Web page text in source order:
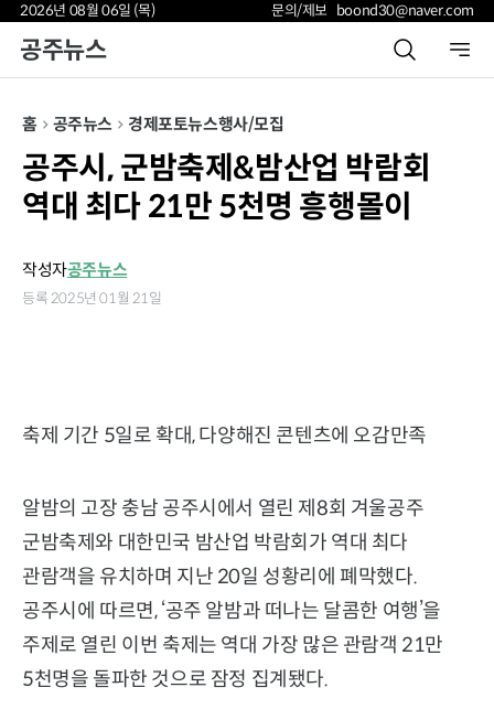
2026년 08월 06일 (목) 문의/제보 boond30@naver.com
공주뉴스
홈 공주뉴스 경제포토뉴스행사/모집
공주시, 군밤축제&밤산업 박람회
역대 최다 21만 5천명 흥행몰이
작성자공주뉴스
등록 2025년 01월 21일
축제 기간 5일로 확대, 다양해진 콘텐츠에 오감만족
알밤의 고장 충남 공주시에서 열린 제8회 겨울공주
군밤축제와 대한민국 밤산업 박람회가 역대 최다
관람객을 유치하며 지난 20일 성황리에 폐막했다.
공주시에 따르면, ‘공주 알밤과 떠나는 달콤한 여행’을
주제로 열린 이번 축제는 역대 가장 많은 관람객 21만
5천명을 돌파한 것으로 잠정 집계됐다.